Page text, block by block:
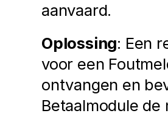
aanvaard.
Oplossing: Een
voor een
ontvangen en
Betaalmodule